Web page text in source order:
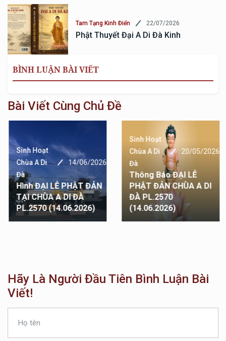
Tam Tạng Kinh Điển 22/07/2026
Phật Thuyết Đại A Di Đà Kinh
BÌNH LUẬN BÀI VIẾT
Bài Viết Cùng Chủ Đề
Sinh Hoạt
Chùa A Di
Đà
14/06/2026
Hình ĐẠI LỄ PHẬT ĐẢN
TẠI CHÙA A DI ĐÀ
PL.2570 (14.06.2026)
Sinh Hoạt
Chùa A Di
Đà
20/05/2026
Thông Báo ĐẠI LỄ
PHẬT ĐẢN CHÙA A DI
ĐÀ PL.2570
(14.06.2026)
Hãy Là Người Đầu Tiên Bình Luận Bài
Viết!